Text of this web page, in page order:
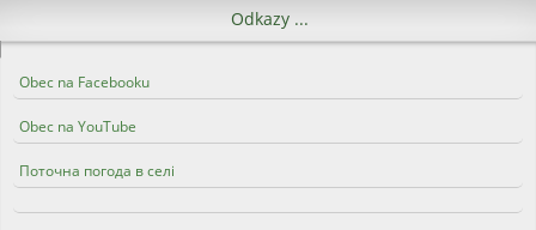
Odkazy ...
Obec na Facebooku
Obec na YouTube
Поточна погода в селі